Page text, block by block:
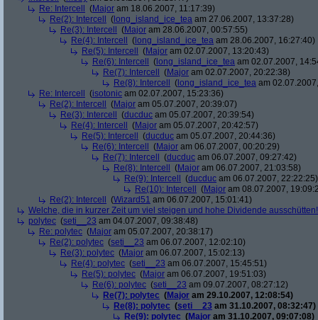
Re: Intercell
(Major am 18.06.2007, 11:17:39)
Re(2): Intercell
( long_island_ice_tea am 27.06.2007, 13:37:28)
Re(3): Intercell
(Major am 28.06.2007, 00:57:55)
Re(4): Intercell
( long_island_ice_tea am 28.06.2007, 16:27:40)
Re(5): Intercell
(Major am 02.07.2007, 13:20:43)
Re(6): Intercell
( long_island_ice_tea am 02.07.2007,
Re(7): Intercell
(Major am 02.07.2007, 20:22:38)
Re(8): Intercell
( long_island_ice_tea am
Re: Intercell
(isotonic am 02.07.2007, 15:23:36)
Re(2): Intercell
(Major am 05.07.2007, 20:39:07)
Re(3): Intercell
(ducduc am 05.07.2007, 20:39:54)
Re(4): Intercell
(Major am 05.07.2007, 20:42:57)
Re(5): Intercell
(ducduc am 05.07.2007, 20:44:36)
Re(6): Intercell
(Major am 06.07.2007, 00:20:29)
Re(7): Intercell
(ducduc am 06.07.2007, 09:27:42)
Re(8): Intercell
(Major am 06.07.2007, 21:03:58)
Re(9): Intercell
(ducduc am 06.07.2007, 22:22:25)
Re(10): Intercell
(Major am 08.07.2007,
Re(2): Intercell
(Wizard51 am 06.07.2007, 15:01:41)
Welche, die in kurzer Zeit um viel steigen und hohe Dividende
polytec (seti__23 am 04.07.2007, 09:38:48)
Re: polytec (Major am 05.07.2007, 20:38:17)
Re(2): polytec (seti__23 am 06.07.2007, 12:02:10)
Re(3): polytec (Major am 06.07.2007, 15:02:13)
Re(4): polytec (seti__23 am 06.07.2007, 15:45:51)
Re(5): polytec (Major am 06.07.2007, 19:51:03)
Re(6): polytec (seti__23 am 09.07.2007, 08:27:12)
Re(7): polytec (Major am 29.10.2007, 12:08:54)
Re(8): polytec (seti__23 am 31.10.2007, 08:32:47)
Re(9): polytec (Major am 31.10.2007, 09:07:08)